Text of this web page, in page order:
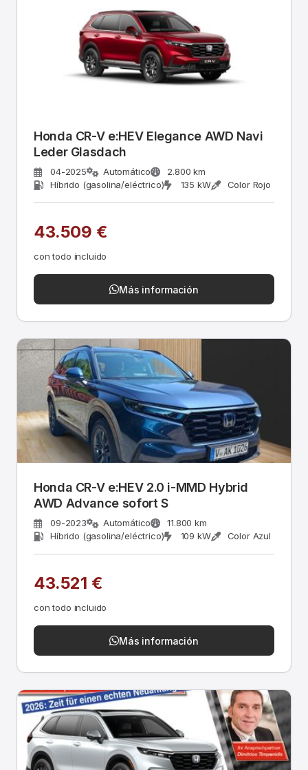
Honda CR-V e:HEV Elegance AWD Navi
Leder Glasdach
04-2025 Automático
2.800 km
Híbrido (gasolina/eléctrico)
135 kW Color Rojo
43.509 €
con todo incluido
Más información
Honda CR-V e:HEV 2.0 i-MMD Hybrid
AWD Advance sofort S
09-2023 Automático
11.800 km
Híbrido (gasolina/eléctrico)
109 kW Color Azul
43.521 €
con todo incluido
Más información